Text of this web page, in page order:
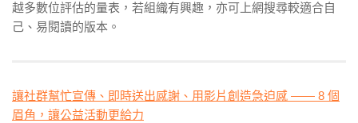
越多數位評估的量表，若組織有興趣，亦可上網搜尋較適合自
己、易閱讀的版本。
讓社群幫忙宣傳、即時送出感謝、用影片創造急迫感 —— 8 個
眉角，讓公益活動更給力